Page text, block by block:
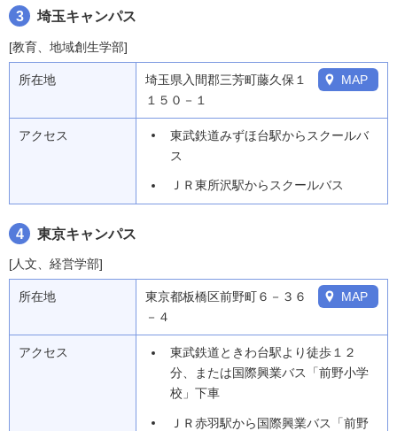
3 埼玉キャンパス
[教育、地域創生学部]
所在地
埼玉県入間郡三芳町藤久保１
１５０－１
MAP
アクセス
東武鉄道みずほ台駅からスクールバ
ス
ＪＲ東所沢駅からスクールバス
4 東京キャンパス
[人文、経営学部]
所在地
東京都板橋区前野町６－３６
－４
MAP
アクセス
東武鉄道ときわ台駅より徒歩１２
分、または国際興業バス「前野小学
校」下車
ＪＲ赤羽駅から国際興業バス「前野